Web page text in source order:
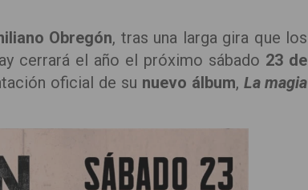
Obregón, tras una larga gira que los
cerrará el año el próximo sábado 23 de
oficial de su nuevo álbum, La magia